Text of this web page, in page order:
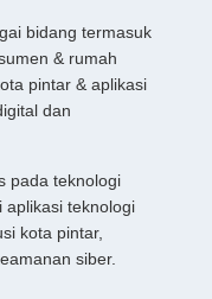
bidang termasuk
& rumah
pintar & aplikasi
dan
pada teknologi
aplikasi teknologi
kota pintar,
siber.